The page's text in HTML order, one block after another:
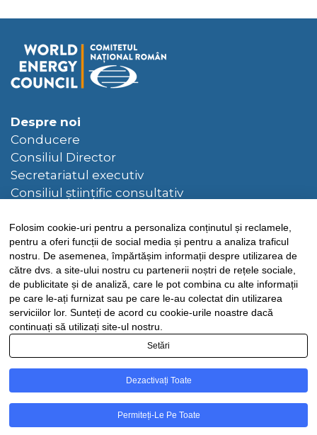
Despre noi
Conducere
Consiliul Director
Secretariatul executiv
Consiliul științific consultativ
Bibliotecă
Publicații CNR-CME
Publicații CME
Știri
FEL
Contact
Politica de confidențialitate- Politica de cookies
condiții
Folosim cookie-uri pentru a personaliza conținutul și reclamele,
pentru a oferi funcții de social media și pentru a analiza traficul
nostru. De asemenea, împărtășim informații despre utilizarea de
către dvs. a site-ului nostru cu partenerii noștri de rețele sociale,
de publicitate și de analiză, care le pot combina cu alte informații
pe care le-ați furnizat sau pe care le-au colectat din utilizarea
serviciilor lor. Sunteți de acord cu cookie-urile noastre dacă
continuați să utilizați site-ul nostru.
Setări
Dezactivați Toate
Permiteți-Le Pe Toate